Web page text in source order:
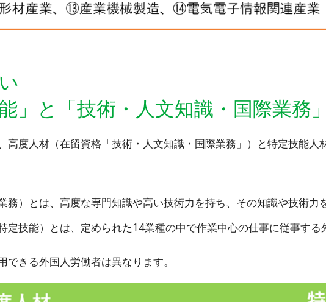
」と「技術・人文知識・国際業務
高度人材（在留資格「技術・人文知識・国際業務」）と特定技能
務）とは、高度な専門知識や高い技術力を持ち、その知識や技術
定技能）とは、定められた14業種の中で作業中心の仕事に従事す
きる外国人労働者は異なります。